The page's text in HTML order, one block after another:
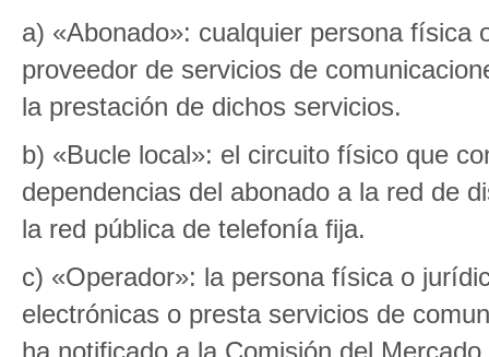
a) «Abonado»: cualquier persona física
proveedor de servicios de
la prestación de dichos servicios.
b) «Bucle local»: el circuito físico que
dependencias del abonado a la red de
la red pública de telefonía fija.
c) «Operador»: la persona física o
electrónicas o presta servicios de
ha notificado a la Comisión del